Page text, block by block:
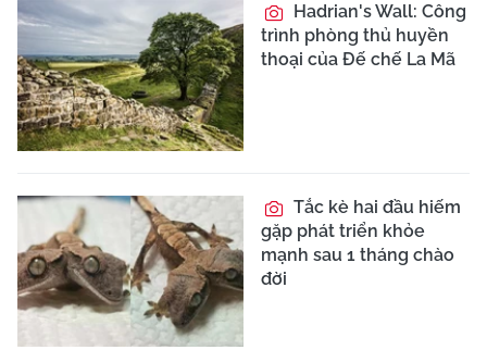
Hadrian's Wall: Công
trình phòng thủ huyền
thoại của Đế chế La Mã
Tắc kè hai đầu hiếm
gặp phát triển khỏe
mạnh sau 1 tháng chào
đời